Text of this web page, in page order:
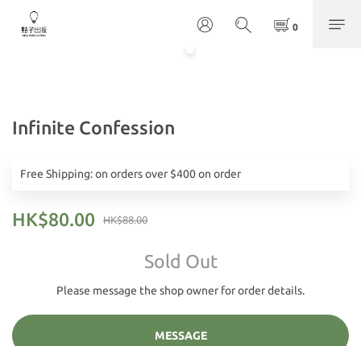
Infinite Confession
Free Shipping: on orders over $400 on order
HK$88.00
HK$80.00
Sold Out
Please message the shop owner for order details.
MESSAGE